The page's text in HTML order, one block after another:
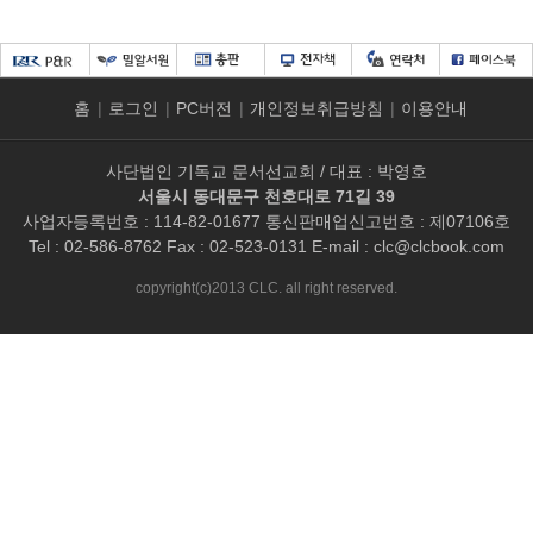
홈 | 로그인 | PC버전 | 개인정보취급방침 | 이용안내
사단법인 기독교 문서선교회 / 대표 : 박영호
서울시 동대문구 천호대로 71길 39
사업자등록번호 : 114-82-01677 통신판매업신고번호 : 제07106호
Tel : 02-586-8762 Fax : 02-523-0131 E-mail : clc@clcbook.com
copyright(c)2013 CLC. all right reserved.